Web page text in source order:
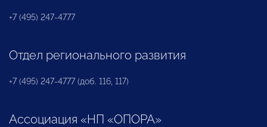
+7 (495) 247-4777
Отдел регионального развития
+7 (495) 247-4777 (доб. 116, 117)
Ассоциация «НП «ОПОРА»